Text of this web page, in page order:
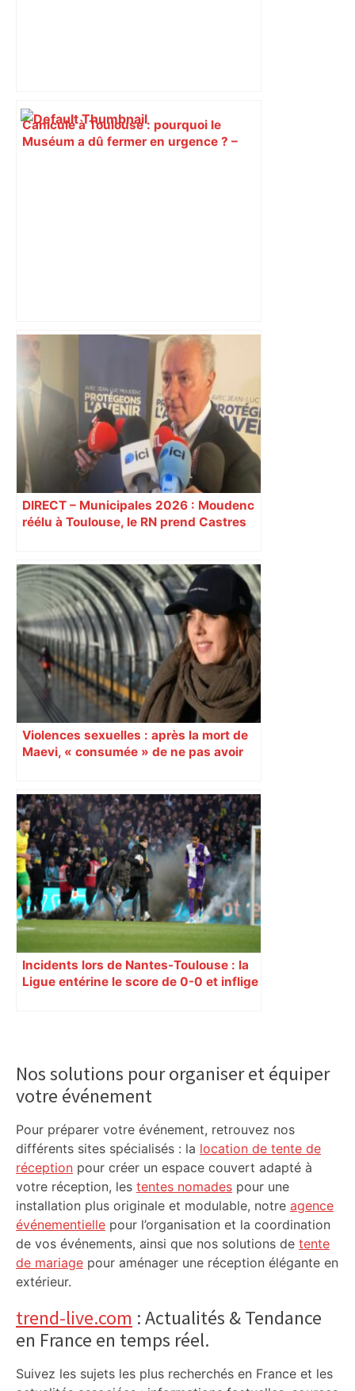
Canicule à Toulouse : pourquoi le
Muséum a dû fermer en urgence ? –
Faux départ pour le TO, prestation
"embarrassante" pour les Dragons : le
week-end cauchemar des clubs
français – Rugbyrama
DIRECT – Municipales 2026 : Moudenc
réélu à Toulouse, le RN prend Castres
Violences sexuelles : après la mort de
Maevi, « consumée » de ne pas avoir
Incidents lors de Nantes-Toulouse : la
Ligue entérine le score de 0-0 et inflige
Sidebar
Nos solutions pour organiser et équiper
votre événement
Pour préparer votre événement, retrouvez nos
différents sites spécialisés : la location de tente de
réception pour créer un espace couvert adapté à
votre réception, les tentes nomades pour une
installation plus originale et modulable, notre agence
événementielle pour l’organisation et la coordination
de vos événements, ainsi que nos solutions de tente
de mariage pour aménager une réception élégante en
extérieur.
trend-live.com : Actualités & Tendance
en France en temps réel.
Suivez les sujets les plus recherchés en France et les